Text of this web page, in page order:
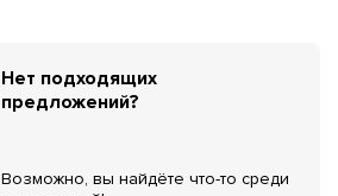
Нет подходящих
предложений?
Возможно, вы найдёте что-то среди